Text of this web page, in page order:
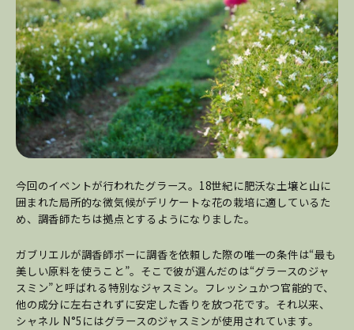
今回のイベントが行われたグラース。18世紀に肥沃な土壌と山に
囲まれた局所的な微気候がデリケートな花の栽培に適しているた
め、調香師たちは拠点とするようになりました。
ガブリエルが調香師ボーに調香を依頼した際の唯一の条件は“最も
美しい原料を使うこと”。そこで彼が選んだのは“グラースのジャ
スミン”と呼ばれる特別なジャスミン。フレッシュかつ官能的で、
他の成分に左右されずに安定した香りを放つ花です。それ以来、
シャネル N°5にはグラースのジャスミンが使用されています。